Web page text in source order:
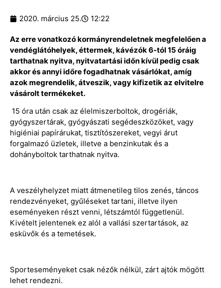
2020. március 25. 12:22
Az erre vonatkozó kormányrendeletnek megfelelően a
vendéglátóhelyek, éttermek, kávézók 6-tól 15 óráig
tarthatnak nyitva, nyitvatartási időn kívül pedig csak
akkor és annyi időre fogadhatnak vásárlókat, amíg
azok megrendelik, átveszik, vagy kifizetik az elvitelre
vásárolt termékeket.
15 óra után csak az élelmiszerboltok, drogériák,
gyógyszertárak, gyógyászati segédeszközöket, vagy
higiéniai papírárukat, tisztítószereket, vegyi árut
forgalmazó üzletek, illetve a benzinkutak és a
dohányboltok tarthatnak nyitva.
A veszélyhelyzet miatt átmenetileg tilos zenés, táncos
rendezvényeket, gyűléseket tartani, illetve ilyen
eseményeken részt venni, létszámtól függetlenül.
Kivételt jelentenek ez alól a vallási szertartások, az
esküvők és a temetések.
Sporteseményeket csak nézők nélkül, zárt ajtók mögött
lehet rendezni.